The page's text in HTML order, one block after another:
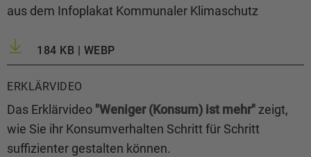
aus dem Infoplakat Kommunaler Klimaschutz
184 KB | WEBP
ERKLÄRVIDEO
Das Erklärvideo "Weniger (Konsum) ist mehr" zeigt,
wie Sie ihr Konsumverhalten Schritt für Schritt
suffizienter gestalten können.